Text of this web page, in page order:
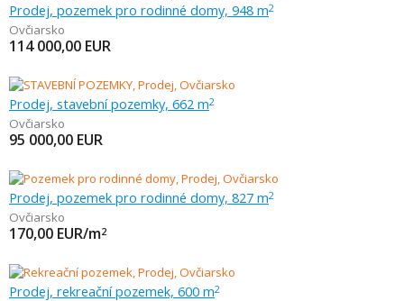
Prodej, pozemek pro rodinné domy, 948 m2
Ovčiarsko
114 000,00 EUR
Prodej, stavební pozemky, 662 m2
Ovčiarsko
95 000,00 EUR
Prodej, pozemek pro rodinné domy, 827 m2
Ovčiarsko
170,00 EUR/m2
Prodej, rekreační pozemek, 600 m2